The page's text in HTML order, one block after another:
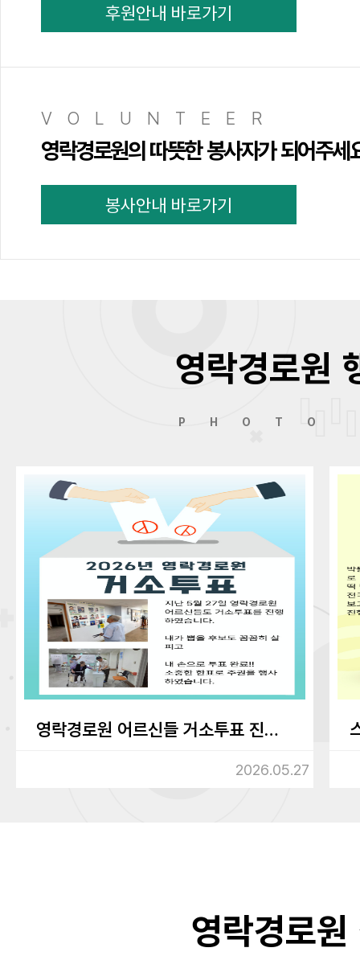
후원안내 바로가기
VOLUNTEER
영락경로원의 따뜻한 봉사자가 되어주세
봉사안내 바로가기
영락경로원
PHOTO
영락경로원 어르신들 거소투표 진행하였습니다.
2026.05.27
영락경로